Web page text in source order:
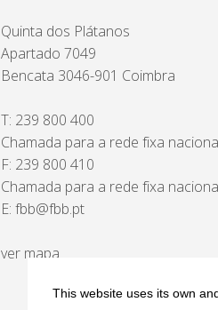
This website uses its own
Quinta dos Plátanos
Apartado 7049
Bencata 3046-901 Coimbra
T: 239 800 400
Chamada para a rede fixa
F: 239 800 410
Chamada para a rede fixa
E:fbb@fbb.pt
ver mapa